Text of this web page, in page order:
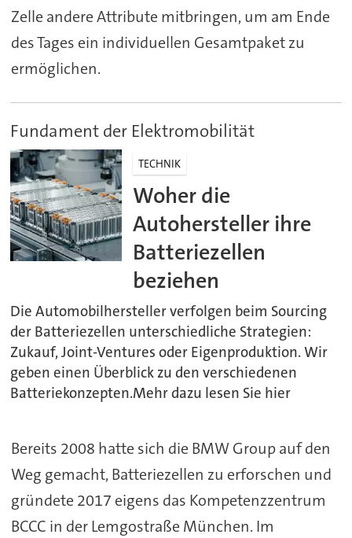
Zelle andere Attribute mitbringen, um am Ende
des Tages ein individuellen Gesamtpaket zu
ermöglichen.
Fundament der Elektromobilität
TECHNIK
Woher die
Autohersteller ihre
Batteriezellen
beziehen
Die Automobilhersteller verfolgen beim Sourcing
der Batteriezellen unterschiedliche Strategien:
Zukauf, Joint-Ventures oder Eigenproduktion. Wir
geben einen Überblick zu den verschiedenen
Batteriekonzepten.Mehr dazu lesen Sie hier
Bereits 2008 hatte sich die BMW Group auf den
Weg gemacht, Batteriezellen zu erforschen und
gründete 2017 eigens das Kompetenzzentrum
BCCC in der Lemgostraße München. Im